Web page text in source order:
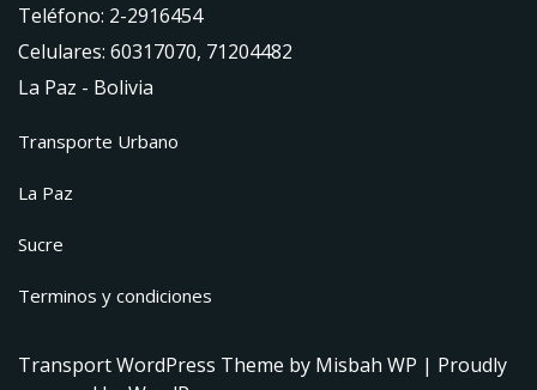
Teléfono: 2-2916454
Celulares: 60317070, 71204482
La Paz - Bolivia
Transporte Urbano
La Paz
Sucre
Terminos y condiciones
Transport WordPress Theme by Misbah WP | Proudly